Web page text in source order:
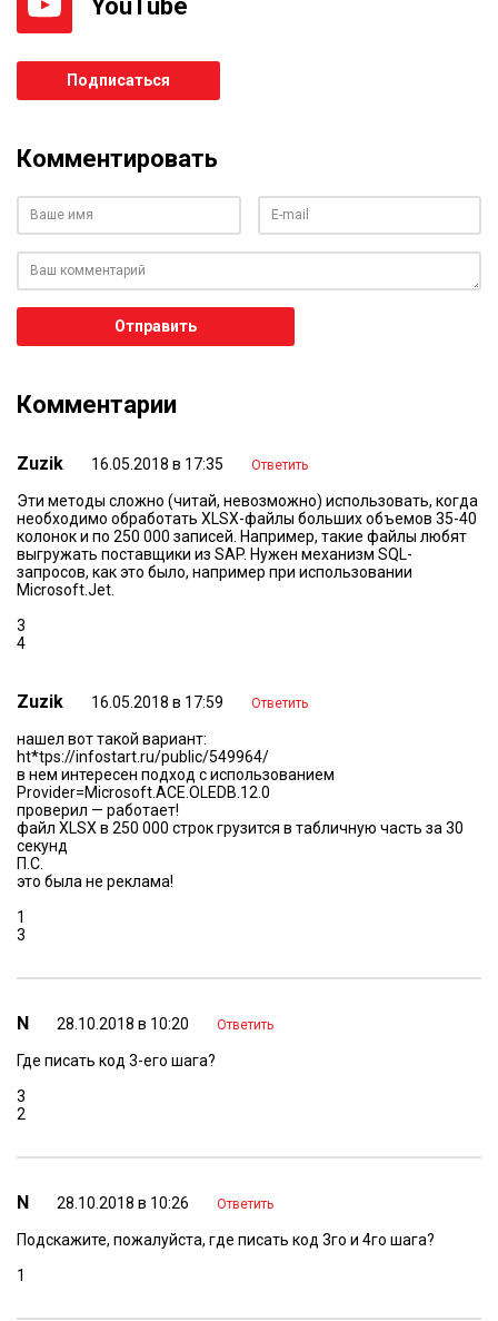
YouTube
Подписаться
Комментировать
Ваше имя Ваш e-mail
Ваш комментарий
Отправить
Комментарии
Zuzik 16.05.2018 в 17:35 Ответить
Эти методы сложно (читай, невозможно) использовать, когда
необходимо обработать XLSX-файлы больших объемов 35-40
колонок и по 250 000 записей. Например, такие файлы любят
выгружать поставщики из SAP. Нужен механизм SQL-
запросов, как это было, например при использовании
Microsoft.Jet.
3
4
Zuzik 16.05.2018 в 17:59 Ответить
нашел вот такой вариант:
ht*tps://infostart.ru/public/549964/
в нем интересен подход с использованием
Provider=Microsoft.ACE.OLEDB.12.0
проверил — работает!
файл XLSX в 250 000 строк грузится в табличную часть за 30
секунд
П.С.
это была не реклама!
1
3
N 28.10.2018 в 10:20 Ответить
Где писать код 3-его шага?
3
2
N 28.10.2018 в 10:26 Ответить
Подскажите, пожалуйста, где писать код 3го и 4го шага?
1